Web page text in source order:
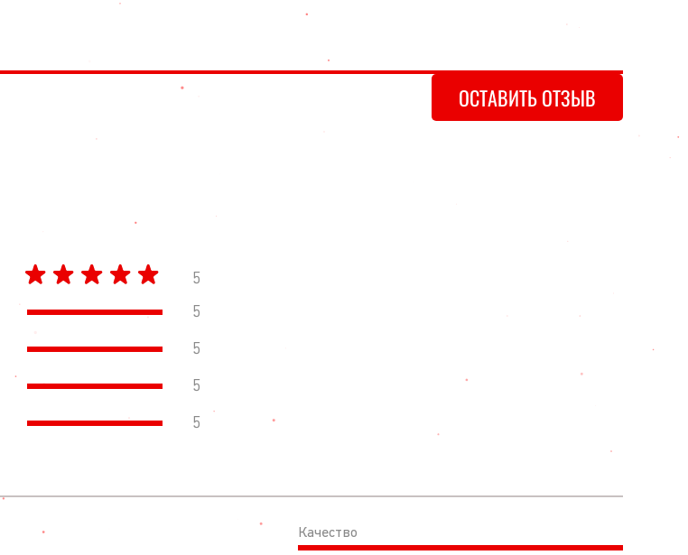
ОСТАВИТЬ ОТЗЫВ
5
5
5
5
5
Качество